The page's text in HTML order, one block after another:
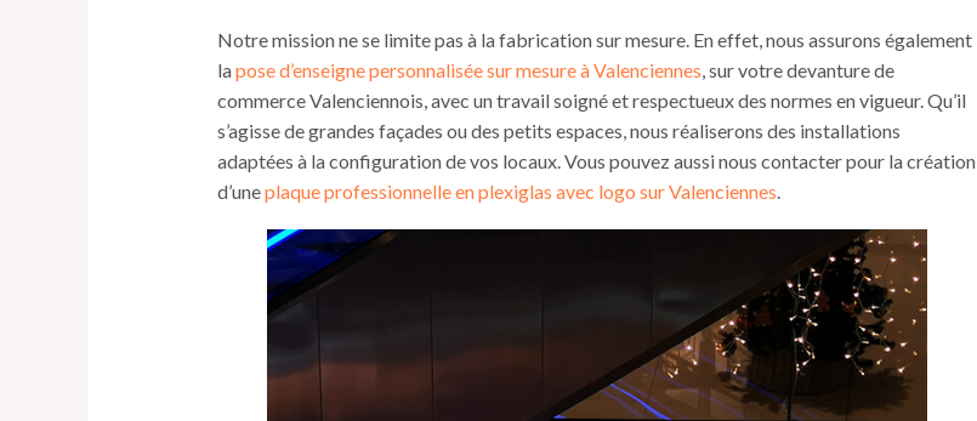
Notre mission ne se limite pas à la fabrication sur mesure. En effet, nous assurons également
lapose d’enseigne personnalisée sur mesure à Valenciennes, sur votre devanture de
commerce Valenciennois, avec un travail soigné et respectueux des normes en vigueur. Qu’il
s’agisse de grandes façades ou des petits espaces, nous réaliserons des installations
adaptées à la configuration de vos locaux. Vous pouvez aussi nous contacter pour la création
d’uneplaque professionnelle en plexiglas avec logo sur Valenciennes.